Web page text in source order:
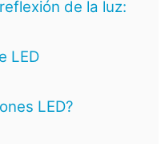
de la luz:
LED
LED?